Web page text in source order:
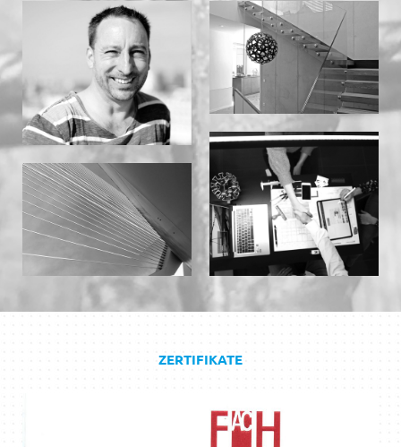
ZERTIFIKATE